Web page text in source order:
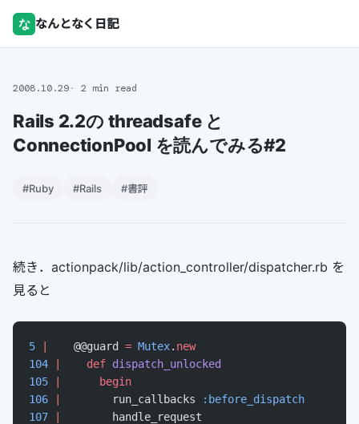
な なんとなく日記
2008.10.29 2 min read
Rails 2.2の threadsafe と
ConnectionPool を読んでみる#2
#Ruby #Rails #書評
続き．actionpack/lib/action_controller/dispatcher.rb を
見ると
5
    @@guard
= Mutex. new
104
    def
dispatch_unlocked
105
      begin
106
        run_callbacks
:before_dispatch
107
        handle_request